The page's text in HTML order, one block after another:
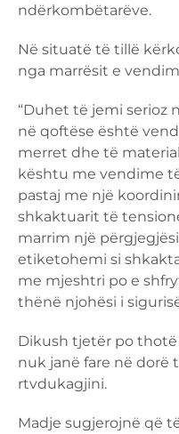
ndërkombëtarëve.
Në situatë të tillë
nga marrësit e
“Duhet të jemi serioz
në qoftëse është
merret dhe të
kështu me vendime
pastaj me një
shkaktuarit të
marrim një
etiketohemi si
me mjeshtri po e
thënë njohësi i
Dikush tjetër po
nuk janë fare në dorë
rtvdukagjini.
Madje sugjerojnë që